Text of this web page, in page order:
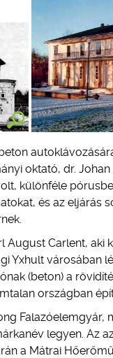
oktató, dr.
különféle
és az eljárás
Carlent, aki
Yxhult városában
(beton) a
országban
legyen. Az
a Mátrai